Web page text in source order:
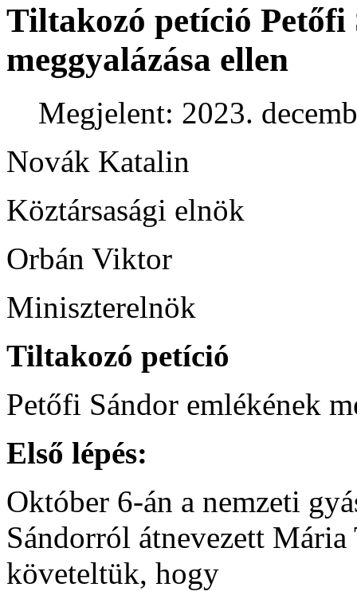
Tiltakozó petíció Petőfi
meggyalázása ellen
Megjelent: 2023.
Novák Katalin
Köztársasági elnök
Orbán Viktor
Miniszterelnök
Tiltakozó petíció
Petőfi Sándor emlékének
Első lépés:
Október 6-án a nemzeti
Sándorról átnevezett
követeltük, hogy